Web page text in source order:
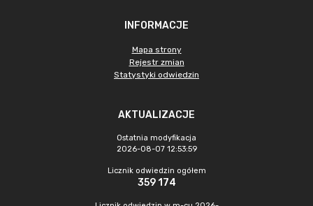
INFORMACJE
Mapa strony
Rejestr zmian
Statystyki odwiedzin
AKTUALIZACJE
Ostatnia modyfikacja
2026-08-07 12:53:59
Licznik odwiedzin ogółem
359 174